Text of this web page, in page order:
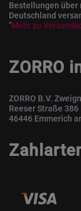
Bestellungen über
Deutschland
*Mehr zu
ZORRO
ZORRO B.V.
Reeser Straße 386
46446 Emmerich